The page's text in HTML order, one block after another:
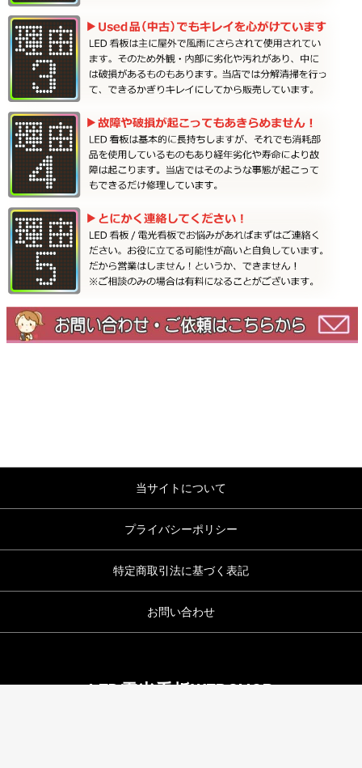
当サイトについて
プライバシーポリシー
特定商取引法に基づく表記
お問い合わせ
LED電光看板WEBSHOP